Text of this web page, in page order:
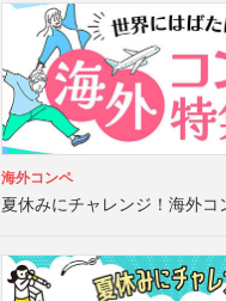
海外コンペ
夏休みにチャレンジ！海外コ